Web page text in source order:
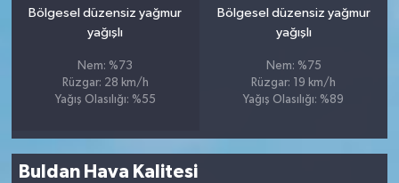
Bölgesel düzensiz yağmur
yağışlı
Nem: %73
Rüzgar: 28 km/h
Yağış Olasılığı: %55
Bölgesel düzensiz yağmur
yağışlı
Nem: %75
Rüzgar: 19 km/h
Yağış Olasılığı: %89
Buldan Hava Kalitesi